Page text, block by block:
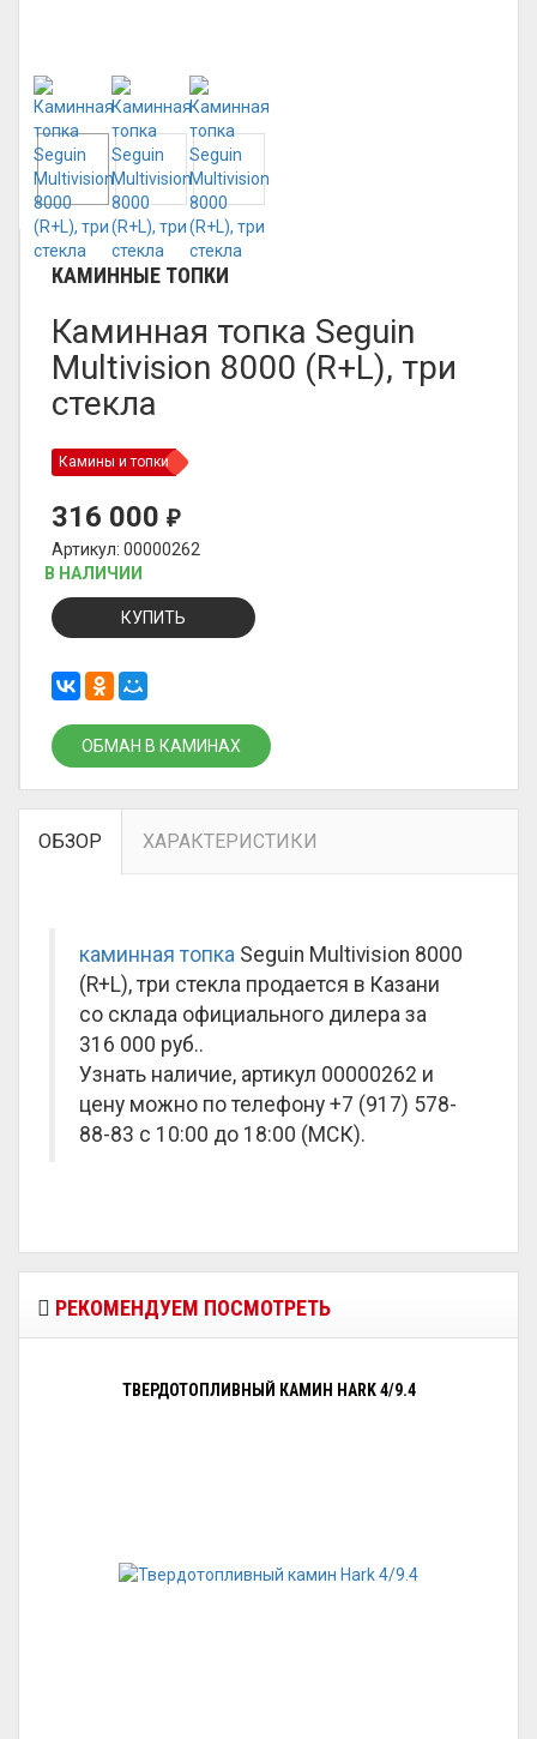
КАМИННЫЕ ТОПКИ
Каминная топка Seguin
Multivision 8000 (R+L), три
стекла
Камины и топки
316 000 ₽
Артикул: 00000262
В НАЛИЧИИ
КУПИТЬ
ОБМАН В КАМИНАХ
ОБЗОР ХАРАКТЕРИСТИКИ
каминная топка Seguin Multivision 8000
(R+L), три стекла продается в Казани
со склада официального дилера за
316 000 руб..
Узнать наличие, артикул 00000262 и
цену можно по телефону +7 (917) 578-
88-83 с 10:00 до 18:00 (МСК).
РЕКОМЕНДУЕМ ПОСМОТРЕТЬ
ТВЕРДОТОПЛИВНЫЙ КАМИН HARK 4/9.4